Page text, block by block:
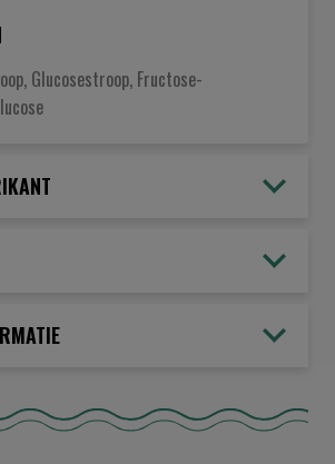
Glucosestroop, Fructose-